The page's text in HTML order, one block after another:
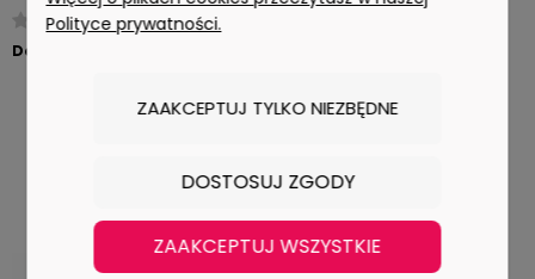
0 ocen
Dostępność:
154,99 zł
DO KOSZYKA
Polityce prywatności.
ZAAKCEPTUJ TYLKO NIEZBĘDNE
DOSTOSUJ ZGODY
ZAAKCEPTUJ WSZYSTKIE